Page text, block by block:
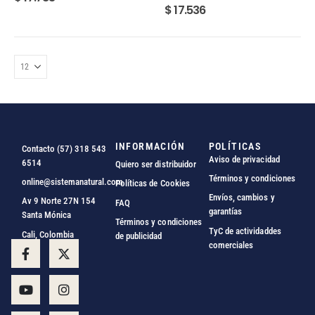
0 out of 5
$17.536
Contacto (57) 318 543
6514
online@sistemanatural.com
Av 9 Norte 27N 154
Santa Mónica
Cali, Colombia
INFORMACIÓN
Quiero ser distribuidor
Políticas de Cookies
FAQ
Términos y condiciones
de publicidad
POLÍTICAS
Aviso de privacidad
Términos y condiciones
Envíos, cambios y
garantías
TyC de actividaddes
comerciales